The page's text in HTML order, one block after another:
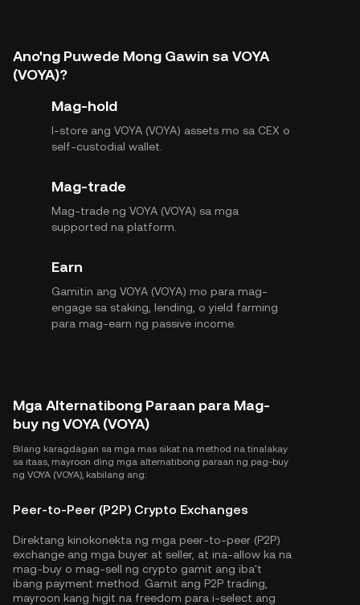
Ano'ng Puwede Mong Gawin sa VOYA
(VOYA)?
Mag-hold
I-store ang VOYA (VOYA) assets mo sa CEX o
self-custodial wallet.
Mag-trade
Mag-trade ng VOYA (VOYA) sa mga
supported na platform.
Earn
Gamitin ang VOYA (VOYA) mo para mag-
engage sa staking, lending, o yield farming
para mag-earn ng passive income.
Mga Alternatibong Paraan para Mag-
buy ng VOYA (VOYA)
Bilang karagdagan sa mga mas sikat na method na tinalakay
sa itaas, mayroon ding mga alternatibong paraan ng pag-buy
ng VOYA (VOYA), kabilang ang:
Peer-to-Peer (P2P) Crypto Exchanges
Direktang kinokonekta ng mga peer-to-peer (P2P)
exchange ang mga buyer at seller, at ina-allow ka na
mag-buy o mag-sell ng crypto gamit ang iba't
ibang payment method. Gamit ang P2P trading,
mayroon kang higit na freedom para i-select ang